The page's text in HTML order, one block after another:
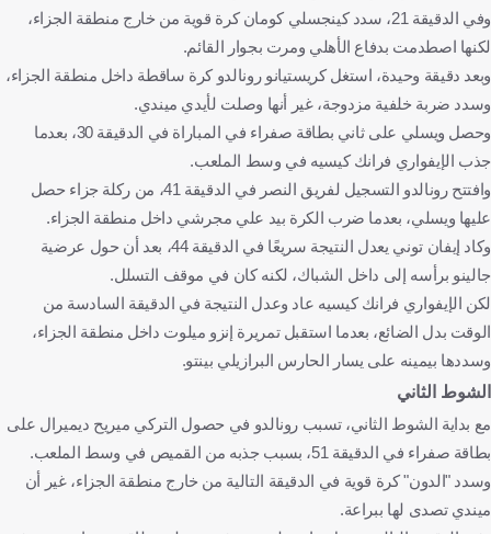
وفي الدقيقة 21، سدد كينجسلي كومان كرة قوية من خارج منطقة الجزاء،
لكنها اصطدمت بدفاع الأهلي ومرت بجوار القائم.
وبعد دقيقة وحيدة، استغل كريستيانو رونالدو كرة ساقطة داخل منطقة الجزاء،
وسدد ضربة خلفية مزدوجة، غير أنها وصلت لأيدي ميندي.
وحصل ويسلي على ثاني بطاقة صفراء في المباراة في الدقيقة 30، بعدما
جذب الإيفواري فرانك كيسيه في وسط الملعب.
وافتتح رونالدو التسجيل لفريق النصر في الدقيقة 41، من ركلة جزاء حصل
عليها ويسلي، بعدما ضرب الكرة بيد علي مجرشي داخل منطقة الجزاء.
وكاد إيفان توني يعدل النتيجة سريعًا في الدقيقة 44، بعد أن حول عرضية
جالينو برأسه إلى داخل الشباك، لكنه كان في موقف التسلل.
لكن الإيفواري فرانك كيسيه عاد وعدل النتيجة في الدقيقة السادسة من
الوقت بدل الضائع، بعدما استقبل تمريرة إنزو ميلوت داخل منطقة الجزاء،
وسددها بيمينه على يسار الحارس البرازيلي بينتو.
الشوط الثاني
مع بداية الشوط الثاني، تسبب رونالدو في حصول التركي ميريح ديميرال على
بطاقة صفراء في الدقيقة 51، بسبب جذبه من القميص في وسط الملعب.
وسدد "الدون" كرة قوية في الدقيقة التالية من خارج منطقة الجزاء، غير أن
ميندي تصدى لها ببراعة.